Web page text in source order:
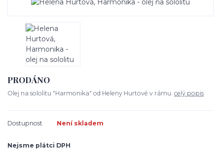
PRODÁNO
Olej na sololitu "Harmonika" od Heleny Hurtové v rámu. celý popis
Dostupnost Není skladem
Nejsme plátci DPH